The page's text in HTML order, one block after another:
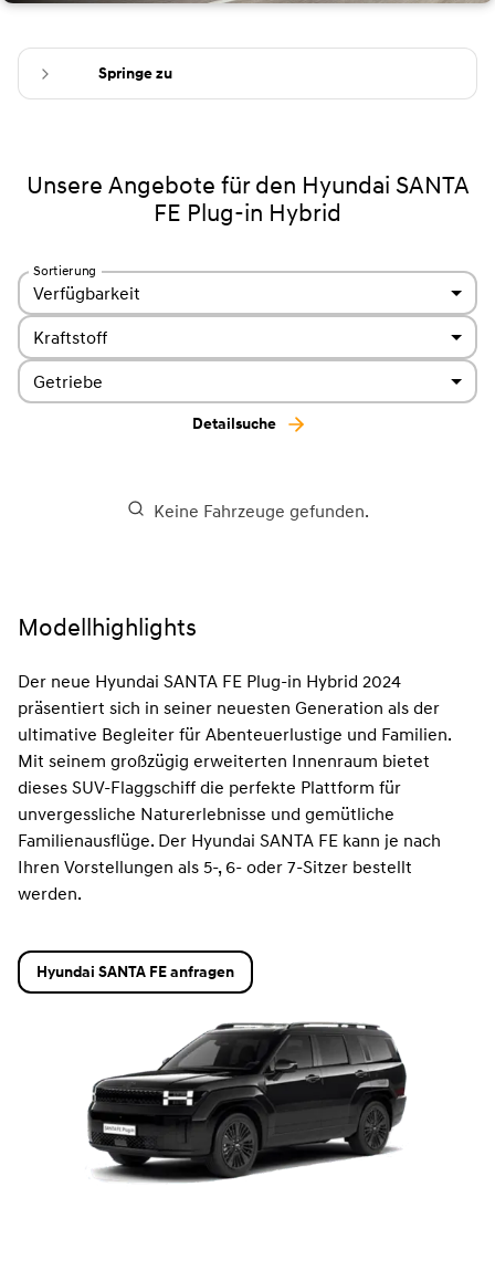
Springe zu
Unsere Angebote für den Hyundai SANTA
FE Plug-in Hybrid
Sortierung
Verfügbarkeit
Kraftstoff
Getriebe
Detailsuche
Keine Fahrzeuge gefunden.
Modellhighlights
Der neue Hyundai SANTA FE Plug-in Hybrid 2024
präsentiert sich in seiner neuesten Generation als der
ultimative Begleiter für Abenteuerlustige und Familien.
Mit seinem großzügig erweiterten Innenraum bietet
dieses SUV-Flaggschiff die perfekte Plattform für
unvergessliche Naturerlebnisse und gemütliche
Familienausflüge. Der Hyundai SANTA FE kann je nach
Ihren Vorstellungen als 5-, 6- oder 7-Sitzer bestellt
werden.
Hyundai SANTA FE anfragen